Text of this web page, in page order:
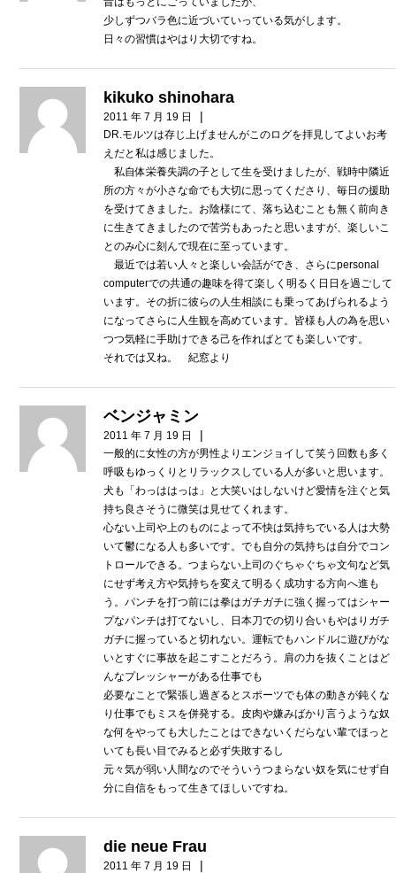
少しずつバラ色に近づいていっている気がします。
日々の習慣はやはり大切ですね。
kikuko shinohara
2011 年 7 月 19 日 |
DR.モルツは存じ上げませんがこのログを拝見してよいお考
えだと私は感じました。
私自体栄養失調の子として生を受けましたが、戦時中隣近
所の方々が小さな命でも大切に思ってくださり、毎日の援助
を受けてきました。お陰様にて、落ち込むことも無く前向き
に生きてきましたので苦労もあったと思いますが、楽しいこ
とのみ心に刻んで現在に至っています。
最近では若い人々と楽しい会話ができ、さらにpersonal
computerでの共通の趣味を得て楽しく明るく日日を過ごして
います。その折に彼らの人生相談にも乗ってあげられるよう
になってさらに人生観を高めています。皆様も人の為を思い
つつ気軽に手助けできる己を作ればとても楽しいです。
それでは又ね。 紀窓より
ベンジャミン
2011 年 7 月 19 日 |
一般的に女性の方が男性よりエンジョイして笑う回数も多く
呼吸もゆっくりとリラックスしている人が多いと思います。
犬も「わっははっは」と大笑いはしないけど愛情を注ぐと気
持ち良さそうに微笑は見せてくれます。
心ない上司や上のものによって不快は気持ちでいる人は大勢
いて鬱になる人も多いです。でも自分の気持ちは自分でコン
トロールできる。つまらない上司のぐちゃぐちゃ文句など気
にせず考え方や気持ちを変えて明るく成功する方向へ進も
う。パンチを打つ前には拳はガチガチに強く握ってはシャー
プなパンチは打てないし、日本刀での切り合いもやはりガチ
ガチに握っていると切れない。運転でもハンドルに遊びがな
いとすぐに事故を起こすことだろう。肩の力を抜くことはど
んなプレッシャーがある仕事でも
必要なことで緊張し過ぎるとスポーツでも体の動きが鈍くな
り仕事でもミスを併発する。皮肉や嫌みばかり言うような奴
な何をやっても大したことはできないくだらない輩でほっと
いても長い目でみると必ず失敗するし
元々気が弱い人間なのでそういうつまらない奴を気にせず自
分に自信をもって生きてほしいですね。
die neue Frau
2011 年 7 月 19 日 |